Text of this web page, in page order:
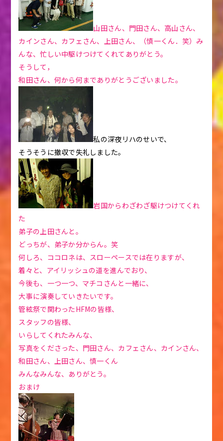
山田さん、門田さん、高山さん、
カインさん、カフェさん、上田さん、（慎一くん．笑）み
んな、忙しい中駆けつけてくれてありがとう。
そうして，
和田さん、何から何までありがとうございました。
私の深夜リハのせいで、
そうそうに撤収で失礼しました。
岩国からわざわざ駆けつけてくれ
た
弟子の上田さんと。
どっちが、弟子か分からん。笑
何しろ、ココロネは、スローペースでは在りますが、
着々と、アイリッシュの道を進んでおり、
今後も、一つ一つ、マチコさんと一緒に、
大事に演奏していきたいです。
管絃祭で関わったHFMの皆様、
スタッフの皆様、
いらしてくれたみんな、
写真をくださった、門田さん、カフェさん、カインさん、
和田さん、上田さん、慎一くん
みんなみんな、ありがとう。
おまけ